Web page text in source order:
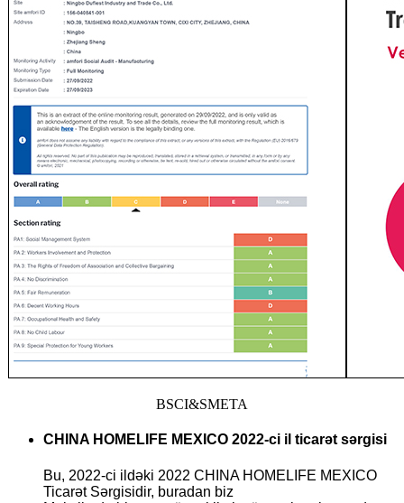
BSCI&SMETA
CHINA HOMELIFE MEXICO 2022-ci il ticarət sərgisi
Bu, 2022-ci ildəki 2022 CHINA HOMELIFE MEXICO
Ticarət Sərgisidir, buradan biz